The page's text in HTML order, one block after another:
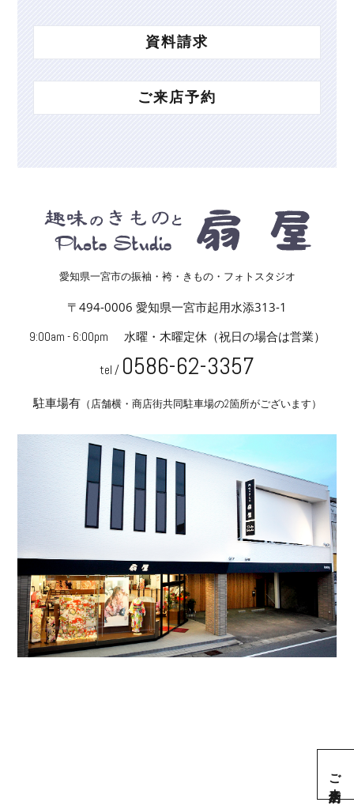
資料請求
ご来店予約
愛知県一宮市の振袖・袴・きもの・フォトスタジオ
〒494-0006 愛知県一宮市起用水添313-1
9:00am - 6:00pm 水曜・木曜定休（祝日の場合は営業）
tel / 0586-62-3357
駐車場有（店舗横・商店街共同駐車場の2箇所がございます）
ご来店予約